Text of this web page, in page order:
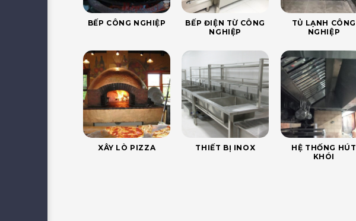
BẾP CÔNG NGHIỆP
BẾP ĐIỆN TỪ CÔNG
NGHIỆP
TỦ LẠNH CÔNG
NGHIỆP
XÂY LÒ PIZZA THIẾT BỊ INOX
HỆ THỐNG HÚT
KHÓI